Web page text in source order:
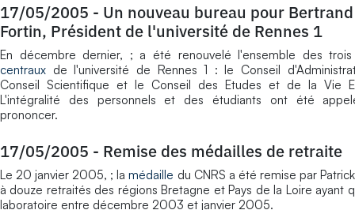
17/05/2005 - Un nouveau bureau pour Bertrand
Fortin, Président de l'université de Rennes 1
En décembre dernier, ; a été renouvelé l'ensemble des
centraux de l'université de Rennes 1 : le Conseil
Conseil Scientifique et le Conseil des Etudes et de la Vie
L'intégralité des personnels et des étudiants ont été
prononcer.
17/05/2005 - Remise des médailles de retraite
Le 20 janvier 2005, ; lamédaille du CNRS a été remise par
à douze retraités des régions Bretagne et Pays de la Loire ayant
laboratoire entre décembre 2003 et janvier 2005.